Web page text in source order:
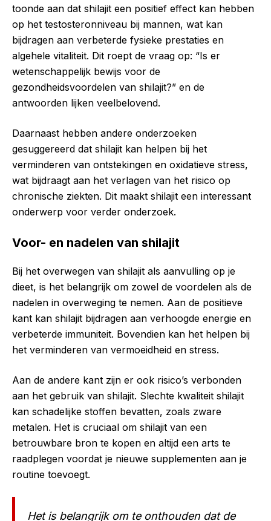
toonde aan dat shilajit een positief effect kan hebben
op het testosteronniveau bij mannen, wat kan
bijdragen aan verbeterde fysieke prestaties en
algehele vitaliteit. Dit roept de vraag op: “Is er
wetenschappelijk bewijs voor de
gezondheidsvoordelen van shilajit?” en de
antwoorden lijken veelbelovend.
Daarnaast hebben andere onderzoeken
gesuggereerd dat shilajit kan helpen bij het
verminderen van ontstekingen en oxidatieve stress,
wat bijdraagt aan het verlagen van het risico op
chronische ziekten. Dit maakt shilajit een interessant
onderwerp voor verder onderzoek.
Voor- en nadelen van shilajit
Bij het overwegen van shilajit als aanvulling op je
dieet, is het belangrijk om zowel de voordelen als de
nadelen in overweging te nemen. Aan de positieve
kant kan shilajit bijdragen aan verhoogde energie en
verbeterde immuniteit. Bovendien kan het helpen bij
het verminderen van vermoeidheid en stress.
Aan de andere kant zijn er ook risico’s verbonden
aan het gebruik van shilajit. Slechte kwaliteit shilajit
kan schadelijke stoffen bevatten, zoals zware
metalen. Het is cruciaal om shilajit van een
betrouwbare bron te kopen en altijd een arts te
raadplegen voordat je nieuwe supplementen aan je
routine toevoegt.
Het is belangrijk om te onthouden dat de